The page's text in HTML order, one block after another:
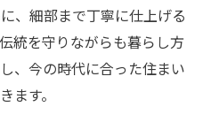
、細部まで丁寧に仕上げる
統を守りながらも暮らし方
、今の時代に合った住まい
ます。